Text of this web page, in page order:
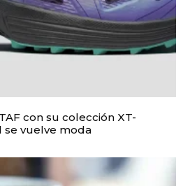
con su colección XT-
se vuelve moda